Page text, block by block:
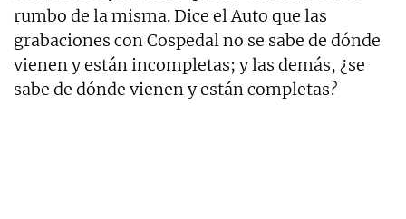
rumbo de la misma. Dice el Auto que las
grabaciones con Cospedal no se sabe de dónde
vienen y están incompletas; y las demás, ¿se
sabe de dónde vienen y están completas?